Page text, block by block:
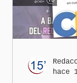
hace